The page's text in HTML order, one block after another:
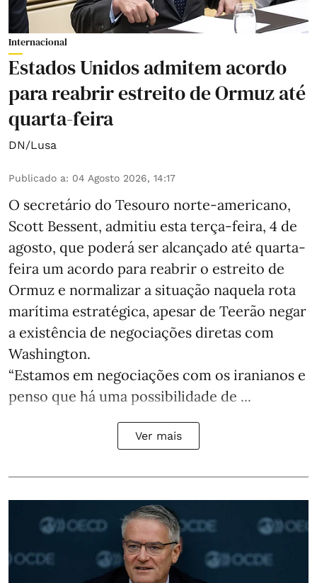
Internacional
Estados Unidos admitem acordo
para reabrir estreito de Ormuz até
quarta-feira
DN/Lusa
Publicado a: 04 Agosto 2026, 14:17
O secretário do Tesouro norte-americano,
Scott Bessent, admitiu esta terça-feira, 4 de
agosto, que poderá ser alcançado até quarta-
feira um acordo para reabrir o estreito de
Ormuz e normalizar a situação naquela rota
marítima estratégica, apesar de Teerão negar
a existência de negociações diretas com
Washington.
“Estamos em negociações com os iranianos e
penso que há uma possibilidade de ...
Ver mais